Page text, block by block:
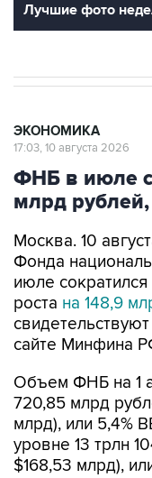
Лучшие фото
ЭКОНОМИКА
17:03, 10 августа 2026
ФНБ в июле
млрд рублей,
Москва. 10
Фонда
июле
роста на 148,9
сайте Минфина
Объем ФНБ на 1
720,85 млрд
млрд), или 5,4%
уровне 13 трлн
$168,53 млрд),